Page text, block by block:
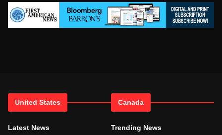
United States
Latest News
Canada
Trending News